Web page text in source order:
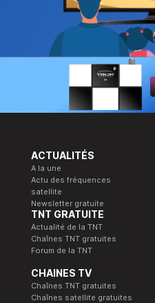
ACTUALITÉS
A la une
Actu des fréquences
satellite
Newsletter gratuite
TNT GRATUITE
Actualité de la TNT
Chaînes TNT gratuites
Forum de la TNT
CHAINES TV
Chaînes TNT gratuites
Chaînes satellite gratuites